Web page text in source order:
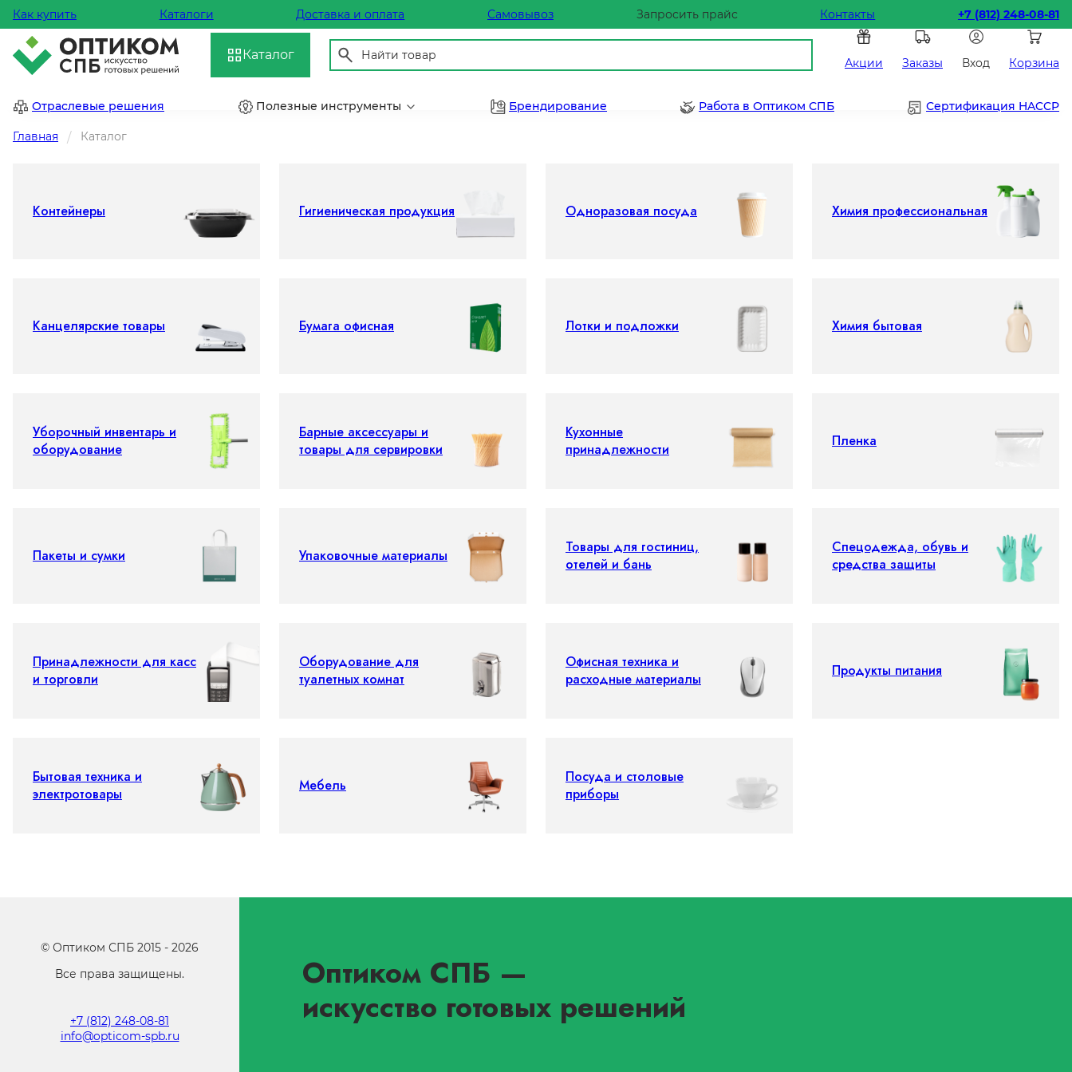
Как купить Каталоги Доставка и оплата Самовывоз Запросить прайс Контакты +7 (812) 248-08-81
Каталог
Акции Заказы Вход Корзина
Отраслевые решения Полезные инструменты Брендирование Работа в Оптиком СПБ Сертификация HACCP
Главная Каталог
Контейнеры Гигиеническая продукция Одноразовая посуда Химия профессиональная
Канцелярские товары Бумага офисная Лотки и подложки Химия бытовая
Уборочный инвентарь и
оборудование
Барные аксессуары и
товары для сервировки
Кухонные
принадлежности
Пленка
Пакеты и сумки Упаковочные материалы
Товары для гостиниц,
отелей и бань
Спецодежда, обувь и
средства защиты
Принадлежности для касс
и торговли
Оборудование для
туалетных комнат
Офисная техника и
расходные материалы
Продукты питания
Бытовая техника и
электротовары
Мебель
Посуда и столовые
приборы
© Оптиком СПБ 2015 - 2026
Все права защищены.
+7 (812) 248-08-81
info@opticom-spb.ru
Оптиком СПБ —
искусство готовых решений